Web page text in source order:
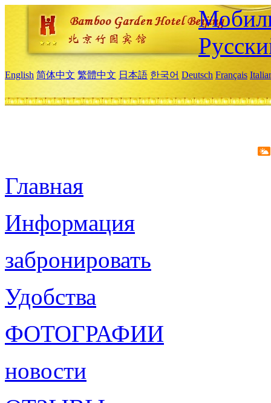
English 简体中文 繁體中文 日本語 한국어 Deutsch Français
Главная
Информация
забронировать
Удобства
ФОТОГРАФИИ
новости